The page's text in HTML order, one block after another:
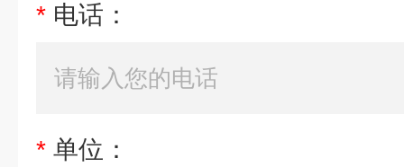
* 电话：
* 单位：